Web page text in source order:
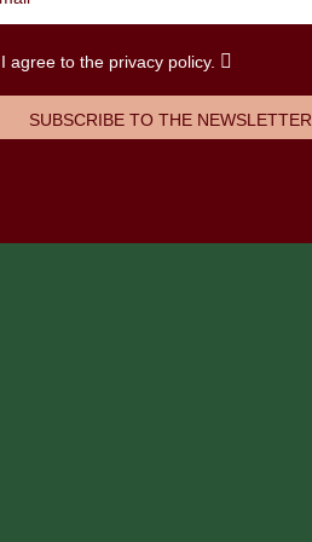
I agree to the privacy policy.
SUBSCRIBE TO THE NEWSLETTER